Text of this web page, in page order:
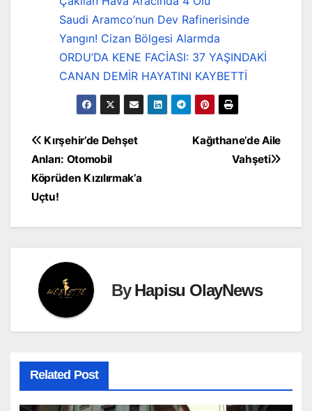
Saudi Aramco’nun Dev Rafinerisinde
Yangın! Cizan Bölgesi Alarmda
ORDU’DA KENE FACİASI: 37 YAŞINDAKİ
CANAN DEMİR HAYATINI KAYBETTİ
Yazı
gezinmesi
Kağıthane’de Aile
Vahşeti
Kırşehir’de Dehşet
Anları: Otomobil
Köprüden Kızılırmak’a
Uçtu!
ByHapisu OlayNews
Related Post